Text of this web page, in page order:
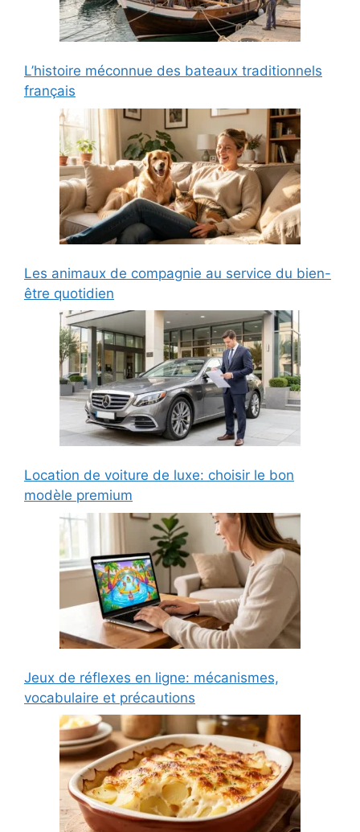
L’histoire méconnue des bateaux traditionnels
français
Les animaux de compagnie au service du bien-
être quotidien
Location de voiture de luxe: choisir le bon
modèle premium
Jeux de réflexes en ligne: mécanismes,
vocabulaire et précautions